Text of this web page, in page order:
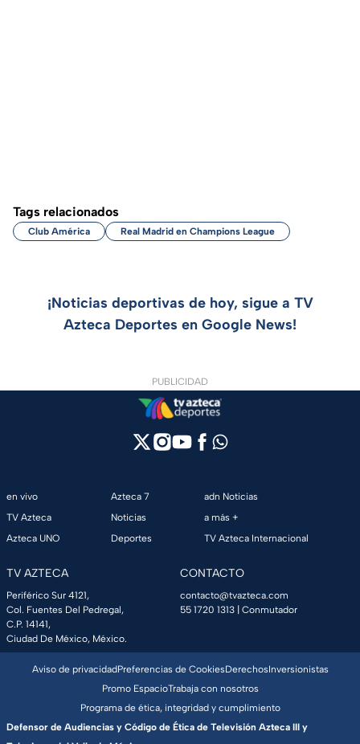
Tags relacionados
Club América Real Madrid en Champions League
¡Noticias deportivas de hoy, sigue a TV
Azteca Deportes en Google News!
PUBLICIDAD
en vivo
TV Azteca
Azteca UNO
Azteca 7
Noticias
Deportes
adn Noticias
a más +
TV Azteca Internacional
TV AZTECA
Periférico Sur 4121,
Col. Fuentes Del Pedregal,
C.P. 14141,
Ciudad De México, México.
CONTACTO
contacto@tvazteca.com
55 1720 1313 | Conmutador
Aviso de privacidadPreferencias de CookiesDerechosInversionistas
Promo EspacioTrabaja con nosotros
Programa de ética, integridad y cumplimiento
Defensor de Audiencias y Código de Ética de Televisión Azteca III y